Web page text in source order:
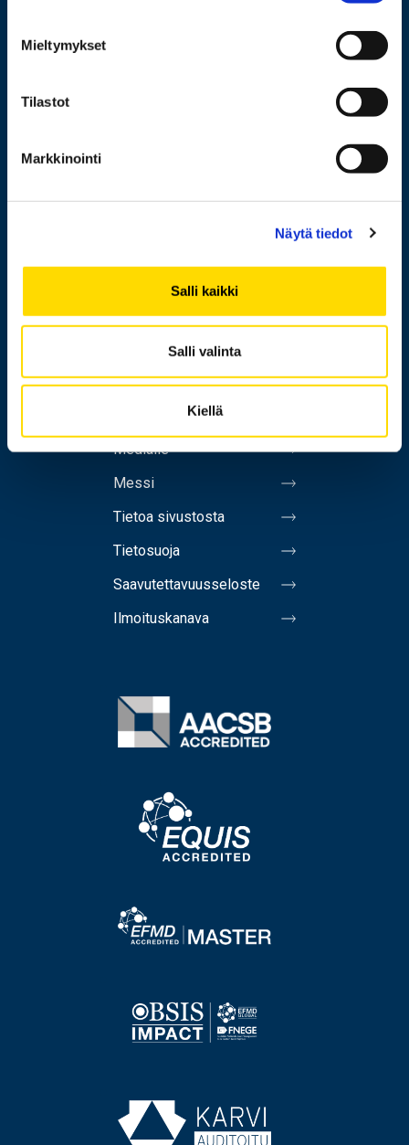
Mieltymykset
Tilastot
Markkinointi
Näytä tiedot
Salli kaikki
Salli valinta
Kiellä
Henkilöhaku
Yhteystiedot
Laskutusosoite
Medialle
Messi
Tietoa sivustosta
Tietosuoja
Saavutettavuusseloste
Ilmoituskanava
Image
Image
Image
Image
Image